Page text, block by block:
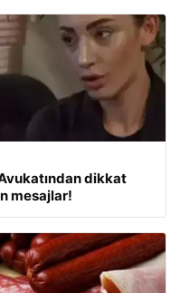
Avukatından dikkat
mesajlar!